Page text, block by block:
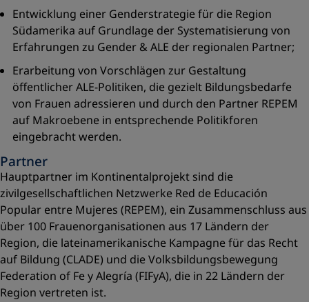
Entwicklung einer Genderstrategie für die Region
Südamerika auf Grundlage der Systematisierung von
Erfahrungen zu Gender & ALE der regionalen Partner;
Erarbeitung von Vorschlägen zur Gestaltung
öffentlicher ALE-Politiken, die gezielt Bildungsbedarfe
von Frauen adressieren und durch den Partner REPEM
auf Makroebene in entsprechende Politikforen
eingebracht werden.
Partner
Hauptpartner im Kontinentalprojekt sind die
zivilgesellschaftlichen Netzwerke Red de Educación
Popular entre Mujeres (REPEM), ein Zusammenschluss aus
über 100 Frauenorganisationen aus 17 Ländern der
Region, die lateinamerikanische Kampagne für das Recht
auf Bildung (CLADE) und die Volksbildungsbewegung
Federation of Fe y Alegría (FIFyA), die in 22 Ländern der
Region vertreten ist.